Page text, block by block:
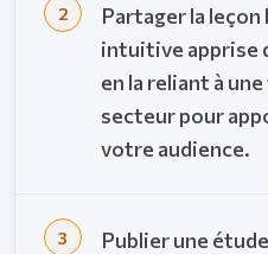
Partager la
intuitive apprise
en la reliant à
secteur pour
votre audience.
Publier une